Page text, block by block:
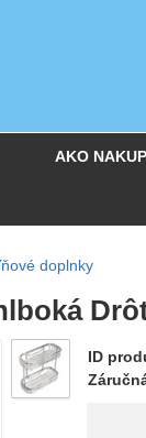
AKO
doplnky
ID